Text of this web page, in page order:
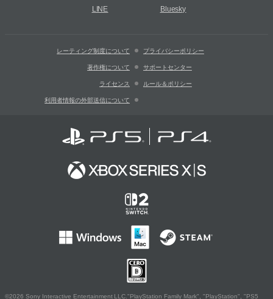
LINE Bluesky
レーティング制度について プライバシーポリシー
著作権について サポートセンター
ライセンス ルール＆ポリシー
利用者情報の外部送信について
©2026 Sony Interactive Entertainment LLC."PlayStation Family Mark", "PlayStation", "PS5